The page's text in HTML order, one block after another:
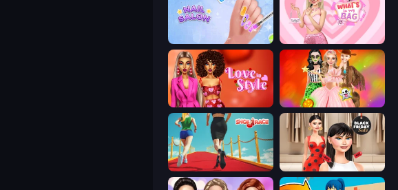
Nail Salon What's In My Bag
Love In Style Iconic Halloween Costumes
Shoe Race Shopaholic Black Friday